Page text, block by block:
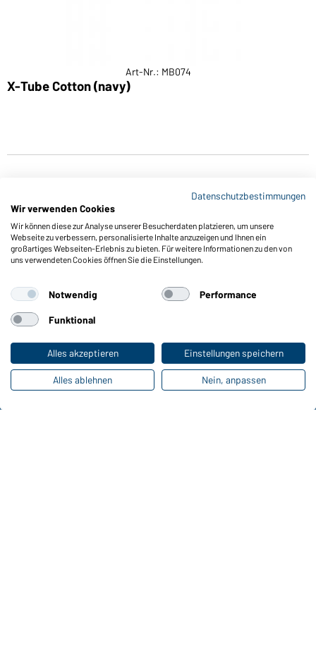
Art-Nr.: MB074
X-Tube Cotton (navy)
Funktionen & Pflege
Pflegehinweise
Farben
Online-Kataloge
Zu den Download-Links
Datenschutzbestimmungen
Wir verwenden Cookies
Wir können diese zur Analyse unserer Besucherdaten platzieren, um unsere
Webseite zu verbessern, personalisierte Inhalte anzuzeigen und Ihnen ein
großartiges Webseiten-Erlebnis zu bieten. Für weitere Informationen zu den von
uns verwendeten Cookies öffnen Sie die Einstellungen.
Notwendig Performance
Funktional
Alles akzeptieren Einstellungen speichern
Alles ablehnen Nein, anpassen